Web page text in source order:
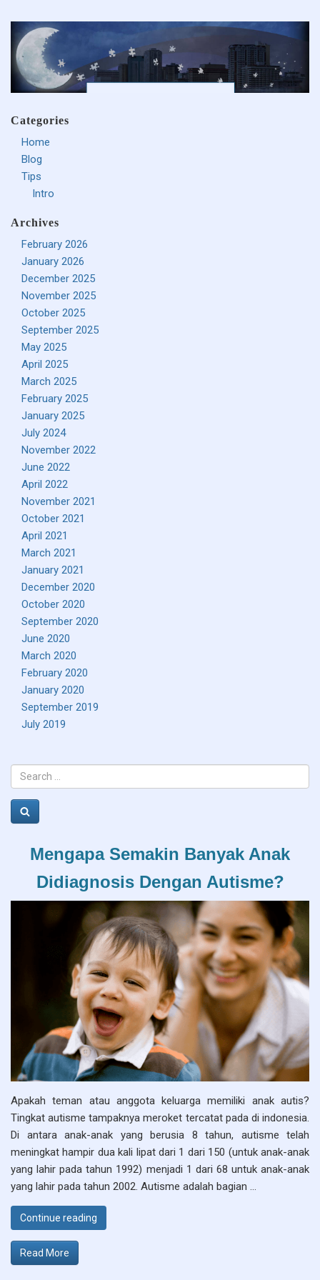
Categories
Home
Blog
Tips
Intro
Archives
February 2026
January 2026
December 2025
November 2025
October 2025
September 2025
May 2025
April 2025
March 2025
February 2025
January 2025
July 2024
November 2022
June 2022
April 2022
November 2021
October 2021
April 2021
March 2021
January 2021
December 2020
October 2020
September 2020
June 2020
March 2020
February 2020
January 2020
September 2019
July 2019
Search
for:
Mengapa Semakin Banyak Anak
Didiagnosis Dengan Autisme?
Apakah teman atau anggota keluarga memiliki anak autis?
Tingkat autisme tampaknya meroket tercatat pada di indonesia.
Di antara anak-anak yang berusia 8 tahun, autisme telah
meningkat hampir dua kali lipat dari 1 dari 150 (untuk anak-anak
yang lahir pada tahun 1992) menjadi 1 dari 68 untuk anak-anak
yang lahir pada tahun 2002. Autisme adalah bagian …
Continue reading
Read More